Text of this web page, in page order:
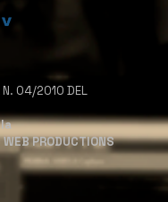
04/2010 DEL
PRODUCTIONS